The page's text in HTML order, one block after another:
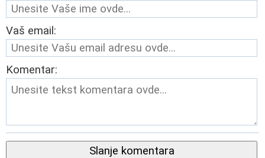
Vaš email:
Komentar:
Slanje komentara